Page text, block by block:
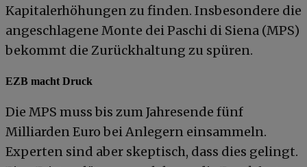
Kapitalerhöhungen zu finden. Insbesondere die
angeschlagene Monte dei Paschi di Siena (MPS)
bekommt die Zurückhaltung zu spüren.
EZB macht Druck
Die MPS muss bis zum Jahresende fünf
Milliarden Euro bei Anlegern einsammeln.
Experten sind aber skeptisch, dass dies gelingt.